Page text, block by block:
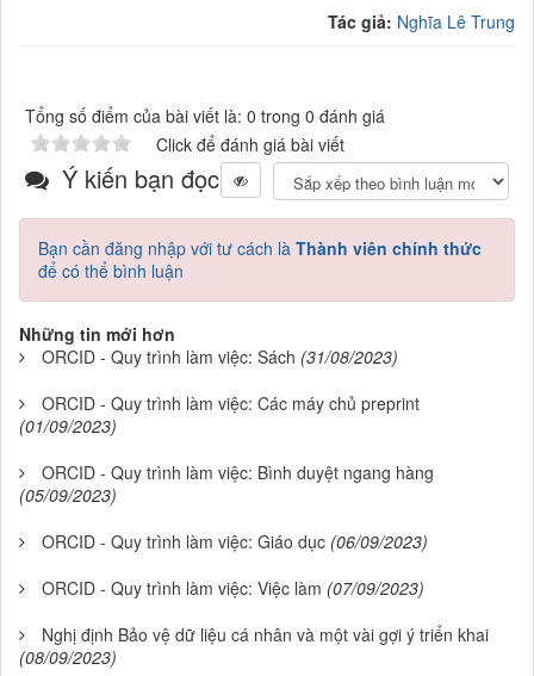
Tác giả: Nghĩa Lê Trung
Tổng số điểm của bài viết là: 0 trong 0 đánh giá
Click để đánh giá bài viết
Ý kiến bạn đọc
Bạn cần đăng nhập với tư cách là Thành viên chính thức
để có thể bình luận
Những tin mới hơn
ORCID - Quy trình làm việc: Sách (31/08/2023)
ORCID - Quy trình làm việc: Các máy chủ preprint
(01/09/2023)
ORCID - Quy trình làm việc: Bình duyệt ngang hàng
(05/09/2023)
ORCID - Quy trình làm việc: Giáo dục (06/09/2023)
ORCID - Quy trình làm việc: Việc làm (07/09/2023)
Nghị định Bảo vệ dữ liệu cá nhân và một vài gợi ý triển khai
(08/09/2023)